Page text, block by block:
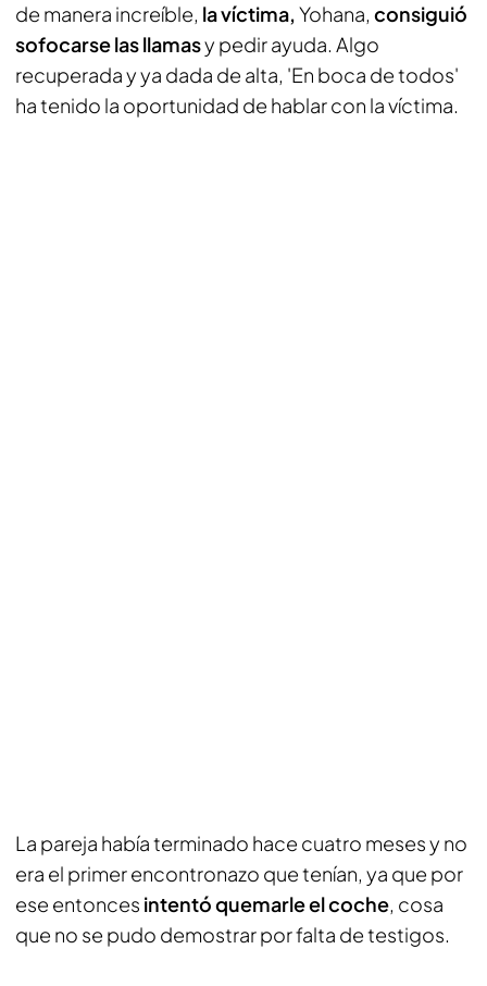
de manera increíble, la víctima,Yohana, consiguió
sofocarse las llamasy pedir ayuda. Algo
recuperada y ya dada de alta, 'En boca de todos'
ha tenido la oportunidad de hablar con la víctima.
La pareja había terminado hace cuatro meses y no
era el primer encontronazo que tenían, ya que por
ese entonces intentó quemarle el coche, cosa
que no se pudo demostrar por falta de testigos.